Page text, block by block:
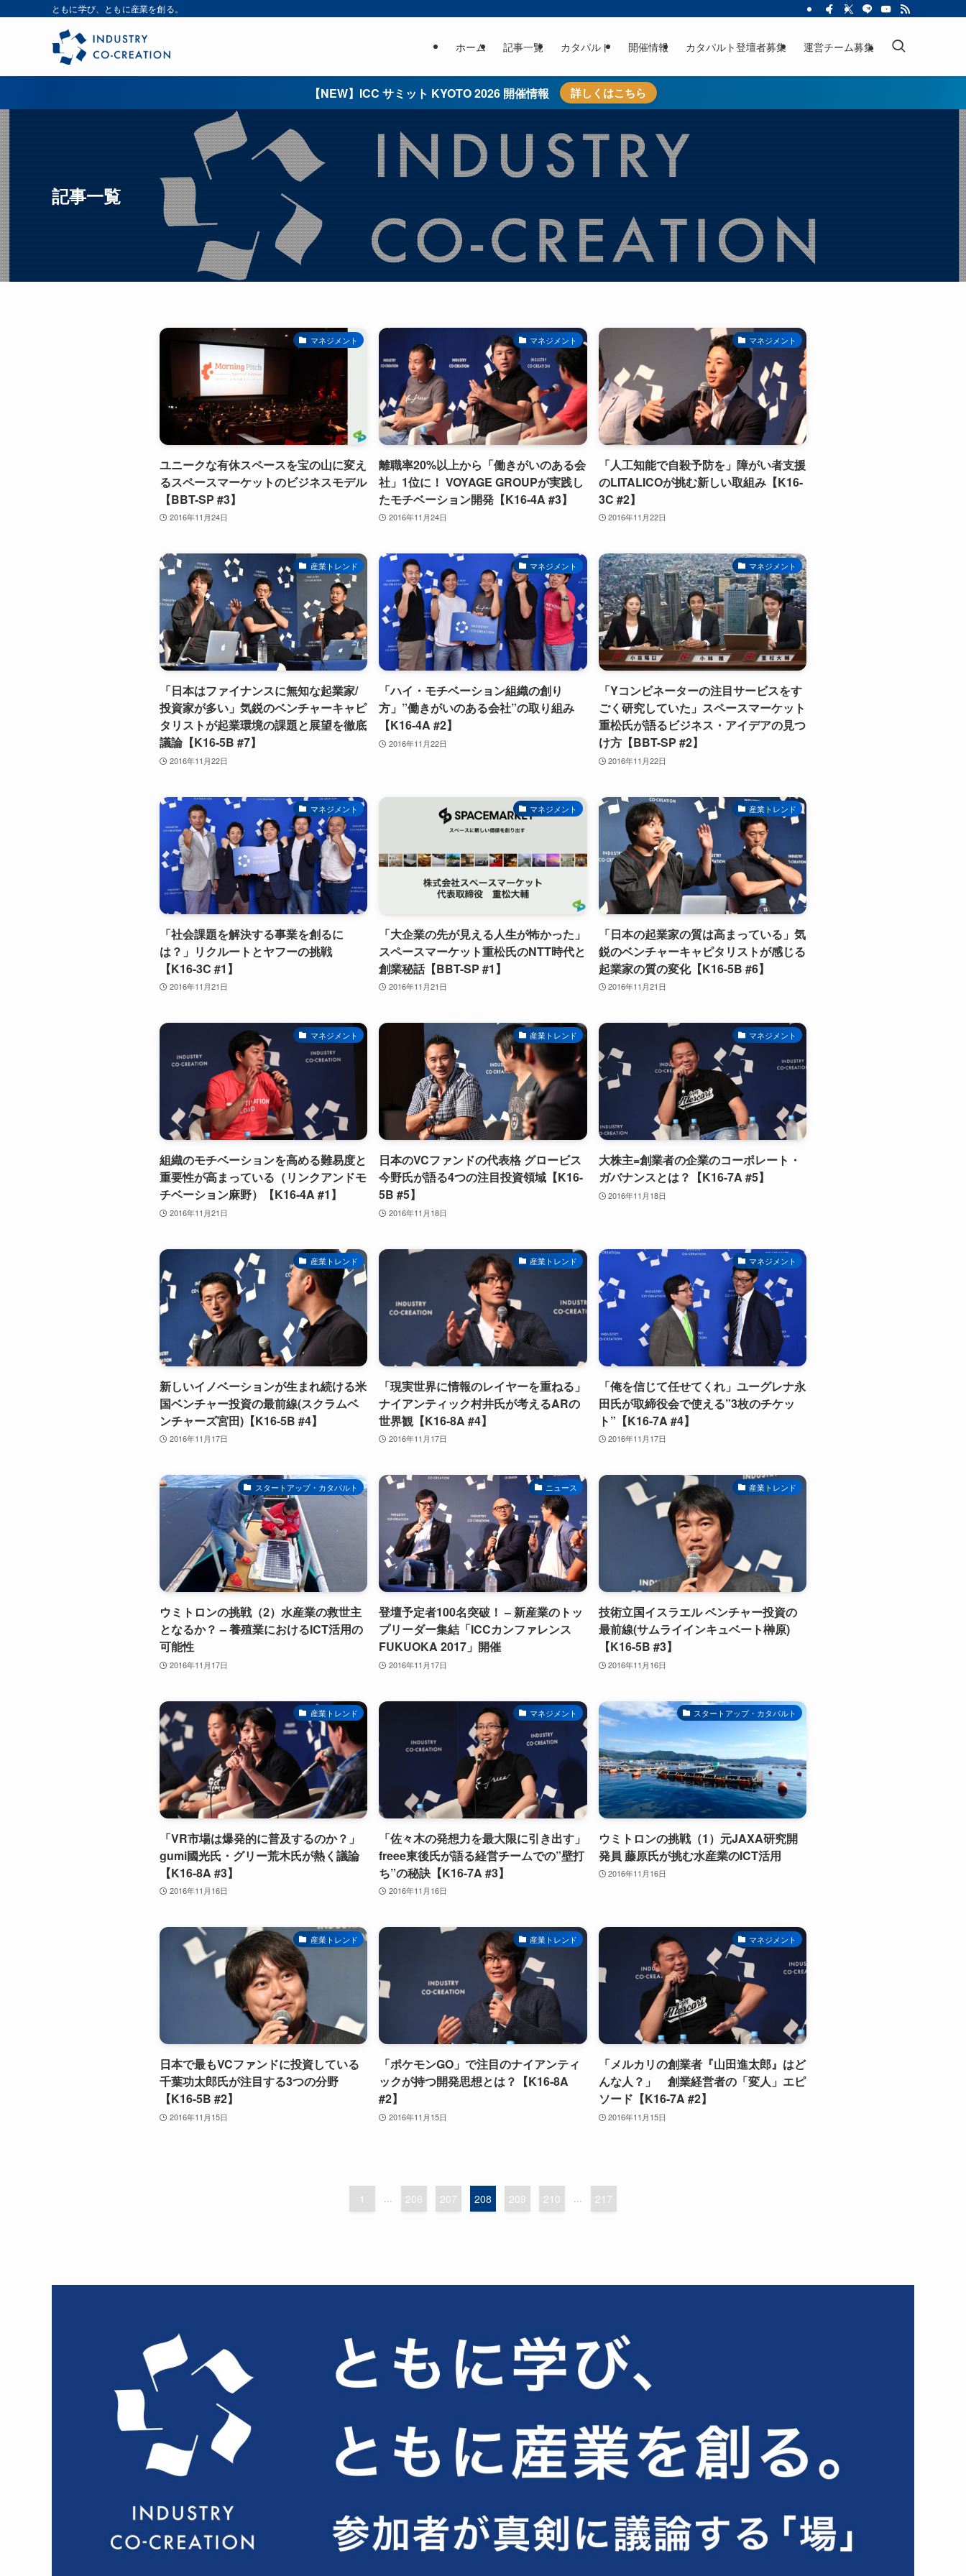
ともに学び、ともに産業を創る。
ホーム 記事一覧 カタパルト 開催情報 カタパルト登壇者募集 運営チーム募集
【NEW】ICC サミット KYOTO 2026 開催情報 詳しくはこちら
記事一覧
マネジメント
ユニークな有休スペースを宝の山に変え
るスペースマーケットのビジネスモデル
【BBT-SP #3】
2016年11月24日
マネジメント
離職率20%以上から「働きがいのある会
社」1位に！ VOYAGE GROUPが実践し
たモチベーション開発【K16-4A #3】
2016年11月24日
マネジメント
「人工知能で自殺予防を」障がい者支援
のLITALICOが挑む新しい取組み【K16-
3C #2】
2016年11月22日
産業トレンド
「日本はファイナンスに無知な起業家/
投資家が多い」気鋭のベンチャーキャピ
タリストが起業環境の課題と展望を徹底
議論【K16-5B #7】
2016年11月22日
マネジメント
「ハイ・モチベーション組織の創り
方」”働きがいのある会社”の取り組み
【K16-4A #2】
2016年11月22日
マネジメント
「Yコンビネーターの注目サービスをす
ごく研究していた」スペースマーケット
重松氏が語るビジネス・アイデアの見つ
け方【BBT-SP #2】
2016年11月22日
マネジメント
「社会課題を解決する事業を創るに
は？」リクルートとヤフーの挑戦
【K16-3C #1】
2016年11月21日
マネジメント
「大企業の先が見える人生が怖かった」
スペースマーケット重松氏のNTT時代と
創業秘話【BBT-SP #1】
2016年11月21日
産業トレンド
「日本の起業家の質は高まっている」気
鋭のベンチャーキャピタリストが感じる
起業家の質の変化【K16-5B #6】
2016年11月21日
マネジメント
組織のモチベーションを高める難易度と
重要性が高まっている（リンクアンドモ
チベーション麻野）【K16-4A #1】
2016年11月21日
産業トレンド
日本のVCファンドの代表格 グロービス
今野氏が語る4つの注目投資領域【K16-
5B #5】
2016年11月18日
マネジメント
大株主=創業者の企業のコーポレート・
ガバナンスとは？【K16-7A #5】
2016年11月18日
産業トレンド
新しいイノベーションが生まれ続ける米
国ベンチャー投資の最前線(スクラムベ
ンチャーズ宮田)【K16-5B #4】
2016年11月17日
産業トレンド
「現実世界に情報のレイヤーを重ねる」
ナイアンティック村井氏が考えるARの
世界観【K16-8A #4】
2016年11月17日
マネジメント
「俺を信じて任せてくれ」ユーグレナ永
田氏が取締役会で使える”3枚のチケッ
ト”【K16-7A #4】
2016年11月17日
スタートアップ・カタパルト
ウミトロンの挑戦（2）水産業の救世主
となるか？ – 養殖業におけるICT活用の
可能性
2016年11月17日
ニュース
登壇予定者100名突破！ – 新産業のトッ
プリーダー集結「ICCカンファレンス
FUKUOKA 2017」開催
2016年11月17日
産業トレンド
技術立国イスラエル ベンチャー投資の
最前線(サムライインキュベート榊原)
【K16-5B #3】
2016年11月16日
産業トレンド
「VR市場は爆発的に普及するのか？」
gumi國光氏・グリー荒木氏が熱く議論
【K16-8A #3】
2016年11月16日
マネジメント
「佐々木の発想力を最大限に引き出す」
freee東後氏が語る経営チームでの”壁打
ち”の秘訣【K16-7A #3】
2016年11月16日
スタートアップ・カタパルト
ウミトロンの挑戦（1）元JAXA研究開
発員 藤原氏が挑む水産業のICT活用
2016年11月16日
産業トレンド
日本で最もVCファンドに投資している
千葉功太郎氏が注目する3つの分野
【K16-5B #2】
2016年11月15日
産業トレンド
「ポケモンGO」で注目のナイアンティ
ックが持つ開発思想とは？【K16-8A
#2】
2016年11月15日
マネジメント
「メルカリの創業者『山田進太郎』はど
んな人？」 創業経営者の「変人」エピ
ソード【K16-7A #2】
2016年11月15日
1 ... 206 207 208 209 210 ... 217